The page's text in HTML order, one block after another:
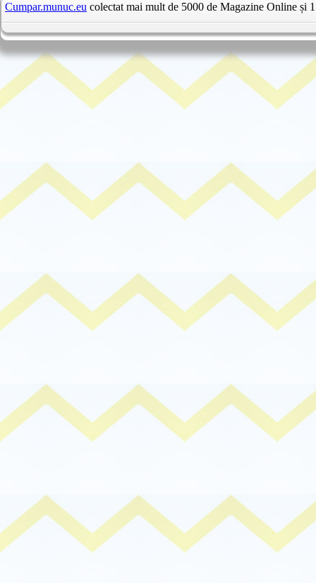
Cumpar.munuc.eu colectat mai mult de 5000 de Magazine Online și